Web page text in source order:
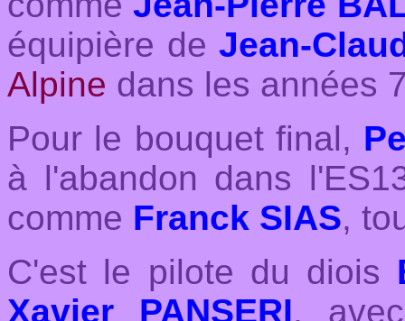
équipière de Jean-
Alpine dans les années
Pour le bouquet final,
à l'abandon dans
comme Franck SIAS,
C'est le pilote du diois
Xavier PANSERI,